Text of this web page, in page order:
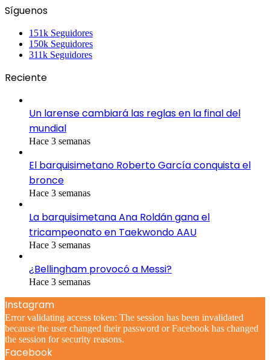
Síguenos
151k Seguidores
150k Seguidores
311k Seguidores
Reciente
Un larense cambiará las reglas en la final del
mundial
Hace 3 semanas
El barquisimetano Roberto García conquista el
bronce
Hace 3 semanas
La barquisimetana Ana Roldán gana el
tricampeonato en Taekwondo AAU
Hace 3 semanas
¿Bellingham provocó a Messi?
Hace 3 semanas
Instagram
Error validating access token: The session has been invalidated
because the user changed their password or Facebook has changed
the session for security reasons.
Facebook